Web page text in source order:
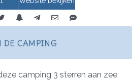
DE CAMPING
camping 3 sterren aan zee